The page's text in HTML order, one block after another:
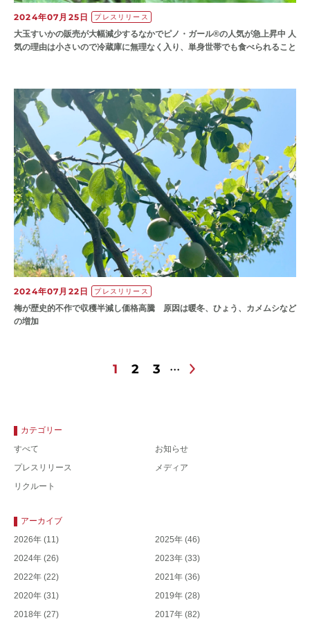
2024年07月25日 プレスリリース
大玉すいかの販売が大幅減少するなかでピノ・ガール®の人気が急上昇中 人
気の理由は小さいので冷蔵庫に無理なく入り、単身世帯でも食べられること
2024年07月22日 プレスリリース
梅が歴史的不作で収穫半減し価格高騰 原因は暖冬、ひょう、カメムシなど
の増加
1 2 3
カテゴリー
すべて
お知らせ
プレスリリース
メディア
リクルート
アーカイブ
2026年 (11) 2025年 (46)
2024年 (26) 2023年 (33)
2022年 (22) 2021年 (36)
2020年 (31) 2019年 (28)
2018年 (27) 2017年 (82)